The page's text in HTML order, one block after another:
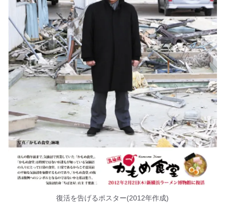
復活を告げるポスター(2012年作成)